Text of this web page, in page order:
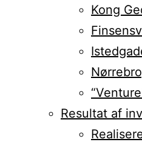
Kong
Resultat af